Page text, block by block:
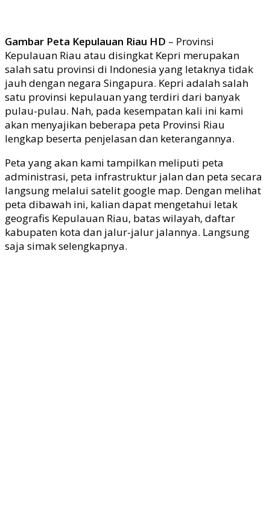
Gambar Peta Kepulauan Riau HD – Provinsi
Kepulauan Riau atau disingkat Kepri merupakan
salah satu provinsi di Indonesia yang letaknya tidak
jauh dengan negara Singapura. Kepri adalah salah
satu provinsi kepulauan yang terdiri dari banyak
pulau-pulau. Nah, pada kesempatan kali ini kami
akan menyajikan beberapa peta Provinsi Riau
lengkap beserta penjelasan dan keterangannya.
Peta yang akan kami tampilkan meliputi peta
administrasi, peta infrastruktur jalan dan peta secara
langsung melalui satelit google map. Dengan melihat
peta dibawah ini, kalian dapat mengetahui letak
geografis Kepulauan Riau, batas wilayah, daftar
kabupaten kota dan jalur-jalur jalannya. Langsung
saja simak selengkapnya.